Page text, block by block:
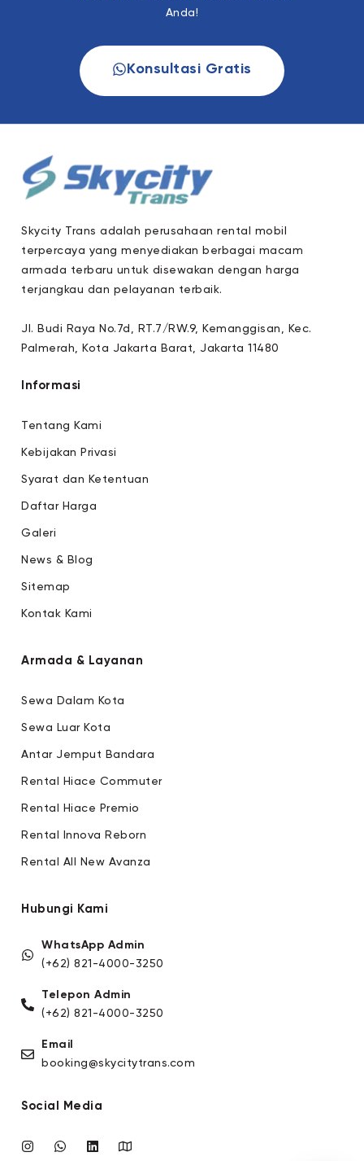
Anda!
Konsultasi Gratis
Skycity Trans adalah perusahaan rental mobil
terpercaya yang menyediakan berbagai macam
armada terbaru untuk disewakan dengan harga
terjangkau dan pelayanan terbaik.
Jl. Budi Raya No.7d, RT.7/RW.9, Kemanggisan, Kec.
Palmerah, Kota Jakarta Barat, Jakarta 11480
Informasi
Tentang Kami
Kebijakan Privasi
Syarat dan Ketentuan
Daftar Harga
Galeri
News & Blog
Sitemap
Kontak Kami
Armada & Layanan
Sewa Dalam Kota
Sewa Luar Kota
Antar Jemput Bandara
Rental Hiace Commuter
Rental Hiace Premio
Rental Innova Reborn
Rental All New Avanza
Hubungi Kami
WhatsApp Admin
(+62) 821-4000-3250
Telepon Admin
(+62) 821-4000-3250
Email
booking@skycitytrans.com
Social Media